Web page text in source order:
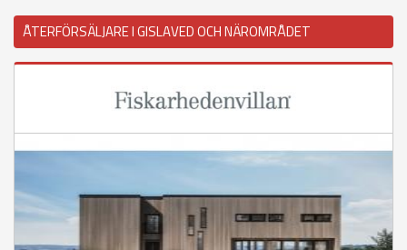
ÅTERFÖRSÄLJARE I GISLAVED OCH NÄROMRÅDET